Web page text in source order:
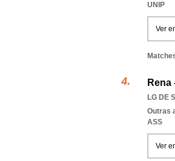
UNIP
Ver
LG DE
Outras
ASS
Ver